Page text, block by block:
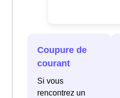
Coupure de
courant
Si vous
rencontrez un